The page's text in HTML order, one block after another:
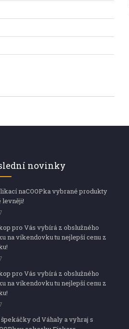
novinky
naCOOPka vybrané produkty
levněji!
pro Vás vybírá z obslužného
na víkendovku tu nejlepší cenu z
pro Vás vybírá z obslužného
na víkendovku tu nejlepší cenu z
od Váhaly a vyhraj s